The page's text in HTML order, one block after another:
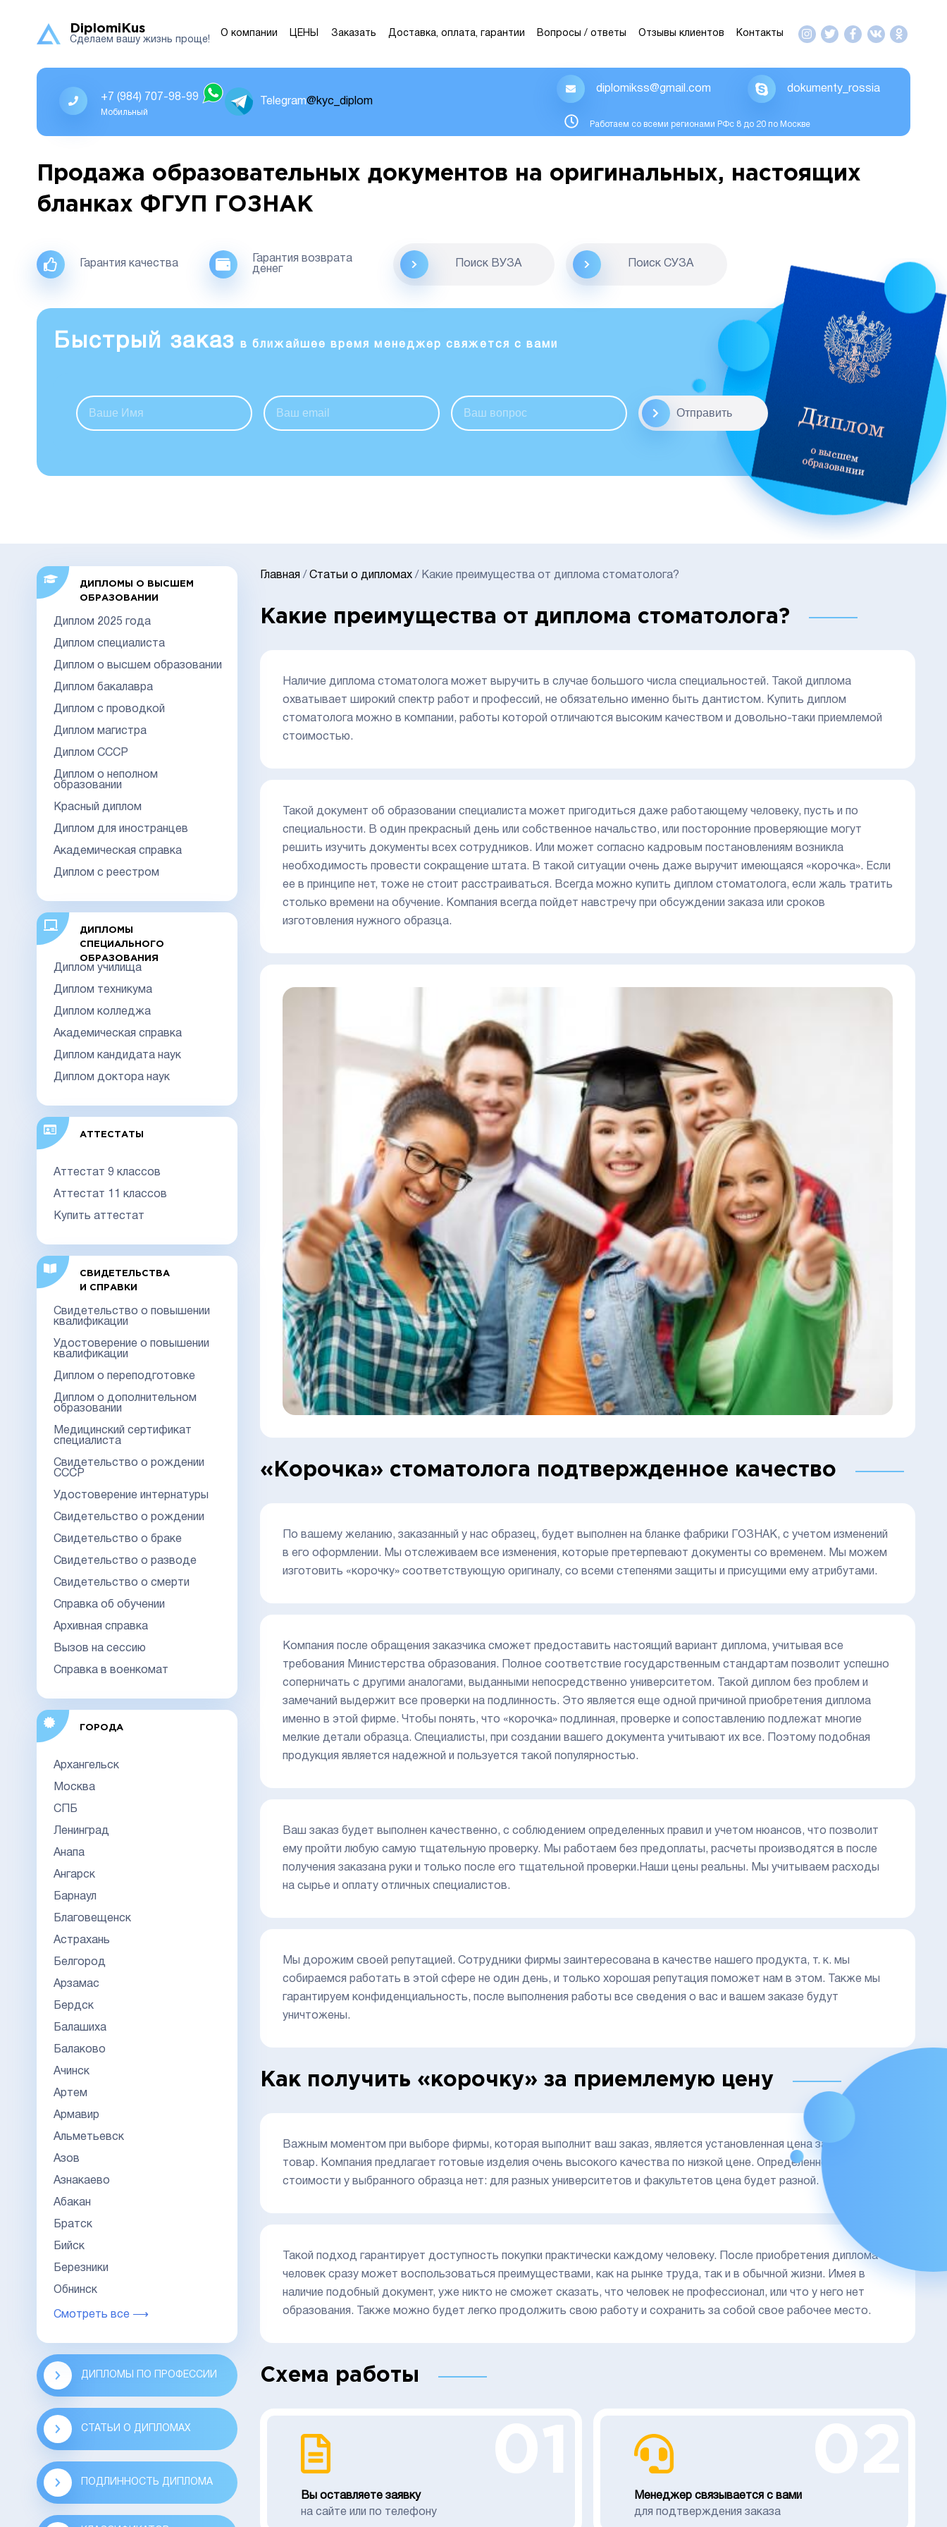
DiplomiKus
Сделаем вашу жизнь проще!
О компании ЦЕНЫ Заказать Доставка, оплата, гарантии Вопросы / ответы Отзывы клиентов Контакты
+7 (984) 707-98-99
Мобильный
Telegram@kyc_diplom
diplomikss@gmail.com dokumenty_rossia
Работаем со всеми регионами РФс 8 до 20 по Москве
Продажа образовательных документов на оригинальных, настоящих
бланках ФГУП ГОЗНАК
Гарантия качества
Гарантия возврата
денег
Поиск ВУЗА Поиск CУЗА
Быстрый заказ в ближайшее время менеджер свяжется с вами
Отправить
ДИПЛОМЫ О ВЫСШЕМ
ОБРАЗОВАНИИ
Диплом 2025 года
Диплом специалиста
Диплом о высшем образовании
Диплом бакалавра
Диплом с проводкой
Диплом магистра
Диплом СССР
Диплом о неполном
образовании
Красный диплом
Диплом для иностранцев
Академическая справка
Диплом с реестром
ДИПЛОМЫ
СПЕЦИАЛЬНОГО
ОБРАЗОВАНИЯ
Диплом училища
Диплом техникума
Диплом колледжа
Академическая справка
Диплом кандидата наук
Диплом доктора наук
АТТЕСТАТЫ
Аттестат 9 классов
Аттестат 11 классов
Купить аттестат
СВИДЕТЕЛЬСТВА
И СПРАВКИ
Свидетельство о повышении
квалификации
Удостоверение о повышении
квалификации
Диплом о переподготовке
Диплом о дополнительном
образовании
Медицинский сертификат
специалиста
Свидетельство о рождении
СССР
Удостоверение интернатуры
Свидетельство о рождении
Свидетельство о браке
Свидетельство о разводе
Свидетельство о смерти
Справка об обучении
Архивная справка
Вызов на сессию
Справка в военкомат
ГОРОДА
Архангельск
Москва
СПБ
Ленинград
Анапа
Ангарск
Барнаул
Благовещенск
Астрахань
Белгород
Арзамас
Бердск
Балашиха
Балаково
Ачинск
Артем
Армавир
Альметьевск
Азов
Азнакаево
Абакан
Братск
Бийск
Березники
Обнинск
Смотреть все ⟶
ДИПЛОМЫ ПО ПРОФЕССИИ
СТАТЬИ О ДИПЛОМАХ
ПОДЛИННОСТЬ ДИПЛОМА
Главная /Статьи о дипломах / Какие преимущества от диплома стоматолога?
Какие преимущества от диплома стоматолога?
Наличие диплома стоматолога может выручить в случае большого числа специальностей. Такой диплома
охватывает широкий спектр работ и профессий, не обязательно именно быть дантистом. Купить диплом
стоматолога можно в компании, работы которой отличаются высоким качеством и довольно-таки приемлемой
стоимостью.
Такой документ об образовании специалиста может пригодиться даже работающему человеку, пусть и по
специальности. В один прекрасный день или собственное начальство, или посторонние проверяющие могут
решить изучить документы всех сотрудников. Или может согласно кадровым постановлениям возникла
необходимость провести сокращение штата. В такой ситуации очень даже выручит имеющаяся «корочка». Если
ее в принципе нет, тоже не стоит расстраиваться. Всегда можно купить диплом стоматолога, если жаль тратить
столько времени на обучение. Компания всегда пойдет навстречу при обсуждении заказа или сроков
изготовления нужного образца.
«Корочка» стоматолога подтвержденное качество
По вашему желанию, заказанный у нас образец, будет выполнен на бланке фабрики ГОЗНАК, с учетом изменений
в его оформлении. Мы отслеживаем все изменения, которые претерпевают документы со временем. Мы можем
изготовить «корочку» соответствующую оригиналу, со всеми степенями защиты и присущими ему атрибутами.
Компания после обращения заказчика сможет предоставить настоящий вариант диплома, учитывая все
требования Министерства образования. Полное соответствие государственным стандартам позволит успешно
соперничать с другими аналогами, выданными непосредственно университетом. Такой диплом без проблем и
замечаний выдержит все проверки на подлинность. Это является еще одной причиной приобретения диплома
именно в этой фирме. Чтобы понять, что «корочка» подлинная, проверке и сопоставлению подлежат многие
мелкие детали образца. Специалисты, при создании вашего документа учитывают их все. Поэтому подобная
продукция является надежной и пользуется такой популярностью.
Ваш заказ будет выполнен качественно, с соблюдением определенных правил и учетом нюансов, что позволит
ему пройти любую самую тщательную проверку. Мы работаем без предоплаты, расчеты производятся в после
получения заказана руки и только после его тщательной проверки.Наши цены реальны. Мы учитываем расходы
на сырье и оплату отличных специалистов.
Мы дорожим своей репутацией. Сотрудники фирмы заинтересована в качестве нашего продукта, т. к. мы
собираемся работать в этой сфере не один день, и только хорошая репутация поможет нам в этом. Также мы
гарантируем конфиденциальность, после выполнения работы все сведения о вас и вашем заказе будут
уничтожены.
Как получить «корочку» за приемлемую цену
Важным моментом при выборе фирмы, которая выполнит ваш заказ, является установленная цена за данный
товар. Компания предлагает готовые изделия очень высокого качества по низкой цене. Определенной
стоимости у выбранного образца нет: для разных университетов и факультетов цена будет разной.
Такой подход гарантирует доступность покупки практически каждому человеку. После приобретения диплома
человек сразу может воспользоваться преимуществами, как на рынке труда, так и в обычной жизни. Имея в
наличие подобный документ, уже никто не сможет сказать, что человек не профессионал, или что у него нет
образования. Также можно будет легко продолжить свою работу и сохранить за собой свое рабочее место.
Схема работы
Вы оставляете заявку
на сайте или по телефону
Менеджер связывается с вами
для подтверждения заказа